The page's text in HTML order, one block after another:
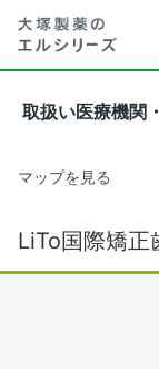
取扱い医療機関
マップを見る
LiTo国際矯正